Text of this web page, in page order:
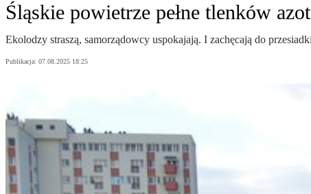
Śląskie powietrze pełne tlenków
Ekolodzy straszą, samorządowcy uspokajają. I zachęcają do
Publikacja: 07.08.2025 18:25